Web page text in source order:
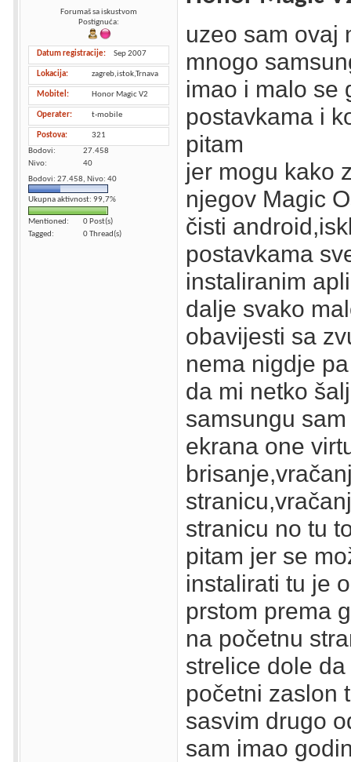
Forumaš sa iskustvom
Postignuća:
Datum registracije Sep 2007
Lokacija zagreb,istok,Trnava
Mobitel Honor Magic V2
Operater t-mobile
Postova
321
Bodovi
27.458
Nivo
40
Bodovi: 27.458, Nivo: 40
Ukupna aktivnost: 99,7%
Mentioned
0 Post(s)
Tagged
0 Thread(s)
uzeo sam ovaj
mnogo
imao i malo se
postavkama i
pitam
jer mogu kako
njegov Magic
čisti
postavkama
instaliranim
dalje svako
obavijesti sa
nema nigdje
da mi netko
samsungu
ekrana one
stranicu no tu
pitam jer se
instalirati tu je
prstom prema
na početnu
strelice dole
početni zaslon
sasvim drugo
sam imao